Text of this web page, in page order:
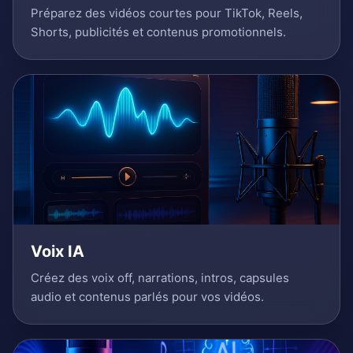
Préparez des vidéos courtes pour TikTok, Reels,
Shorts, publicités et contenus promotionnels.
Voix IA
Créez des voix off, narrations, intros, capsules
audio et contenus parlés pour vos vidéos.